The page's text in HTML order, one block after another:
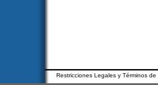
Restricciones Legales y Términos de